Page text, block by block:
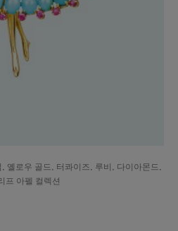
옐로우 골드, 터콰이즈, 루비, 다이아몬드,
프 아펠 컬렉션